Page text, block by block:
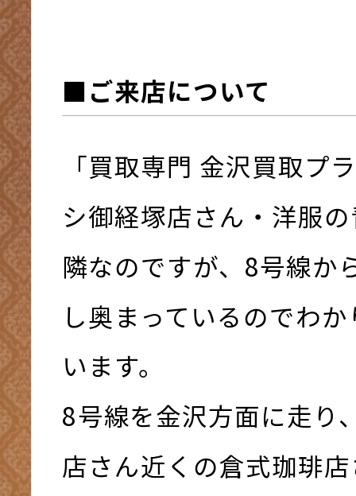
■ご来店について
「買取専門 金沢買取プ
シ御経塚店さん・洋服
隣なのですが、8号線か
し奥まっているのでわ
います。
8号線を金沢方面に走り
店さん近くの倉式珈琲